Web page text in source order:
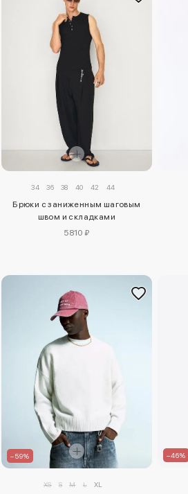
34 36 38 40 42 44
Брюки с заниженным шаговым
швом и складками
5810 ₽
–59%
XS S M L XL
–46%